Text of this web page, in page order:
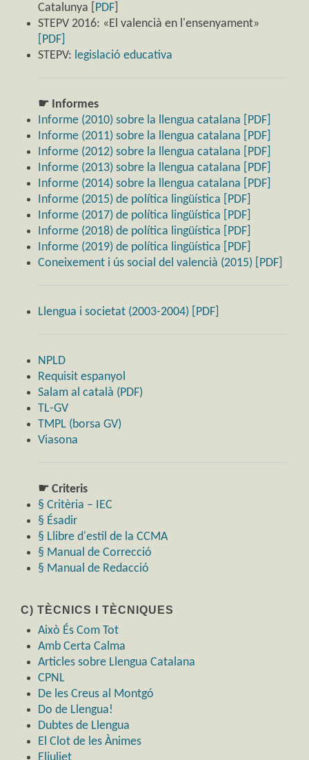
Catalunya [ PDF
STEPV 2016: «El valencià en l'ensenyament»
[PDF]
STEPV: legislació educativa
☛ Informes
Informe (2010) sobre la llengua catalana [PDF]
Informe (2011) sobre la llengua catalana [PDF]
Informe (2012) sobre la llengua catalana [PDF]
Informe (2013) sobre la llengua catalana [PDF]
Informe (2014) sobre la llengua catalana [PDF]
Informe (2015) de política lingüística [PDF]
Informe (2017) de política lingüística [PDF]
Informe (2018) de política lingüística [PDF]
Informe (2019) de política lingüística [PDF]
Coneixement i ús social del valencià (2015) [PDF]
Llengua i societat (2003-2004) [PDF]
NPLD
Requisit espanyol
Salam al català (PDF)
TL-GV
TMPL (borsa GV)
Viasona
☛ Criteris
§ Critèria – IEC
§ Ésadir
§ Llibre d'estil de la CCMA
§ Manual de Correcció
§ Manual de Redacció
C) TÈCNICS I TÈCNIQUES
Això És Com Tot
Amb Certa Calma
Articles sobre Llengua Catalana
CPNL
De les Creus al Montgó
Do de Llengua!
Dubtes de Llengua
El Clot de les Ànimes